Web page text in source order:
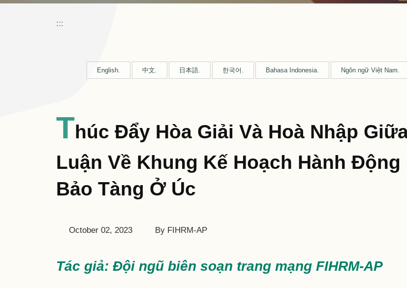
:::
English. 中文. 日本語. 한국어. Bahasa Indonesia. Ngôn ngữ Việt Nam.
THúc Đẩy Hòa Giải Và Hoà Nhập
Luận Về Khung Kế Hoạch Hành Động
Bảo Tàng Ở Úc
October 02, 2023 By FIHRM-AP
Tác giả: Đội ngũ biên soạn trang mạng FIHRM-AP